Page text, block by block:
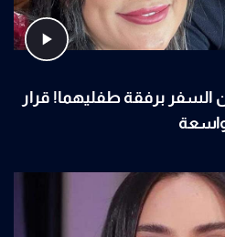
برفقة طفليهما! قرار